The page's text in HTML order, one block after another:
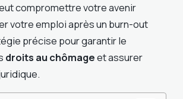
compromettre votre avenir
votre emploi après un burn-out
précise pour garantir le
droits au chômageet assurer